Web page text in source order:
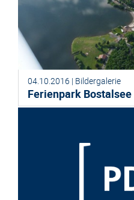
04.10.2016 | Bildergalerie
Ferienpark Bostalsee